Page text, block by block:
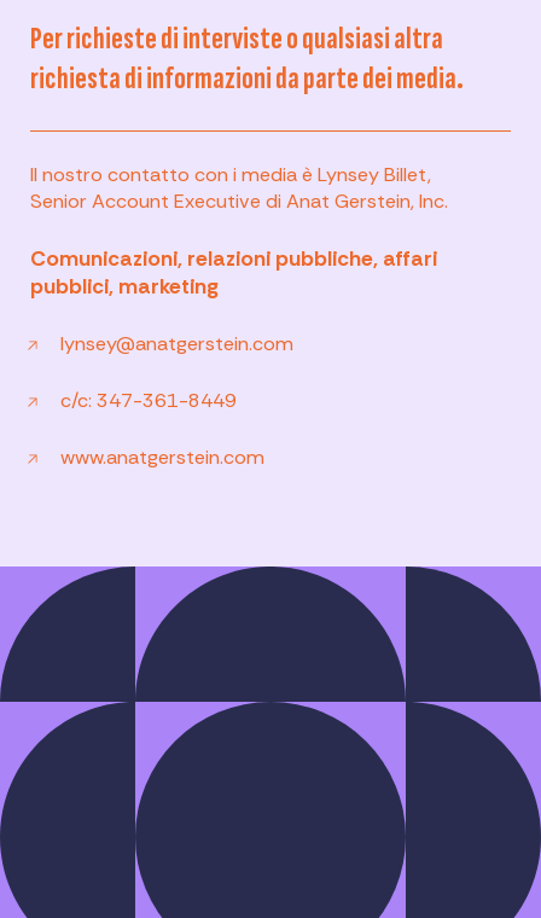
Per richieste di interviste o qualsiasi altra
richiesta di informazioni da parte dei media.
Il nostro contatto con i media è Lynsey Billet,
Senior Account Executive di Anat Gerstein, Inc.
Comunicazioni, relazioni pubbliche, affari
pubblici, marketing
lynsey@anatgerstein.com
c/c: 347-361-8449
www.anatgerstein.com